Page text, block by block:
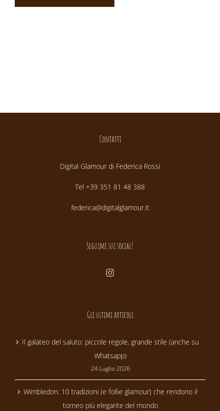
Contatti
Digital Glamour di Federica Rossi
Tel +39 351 81 48 388
federica@digitalglamour.it
Seguimi sui social!
Gli ultimi articoli
Il galateo del saluto: piccole regole, grande stile (anche su
Whatsapp)
24 Luglio 2026
Wimbledon: 10 tradizioni (e follie glamour) che rendono il
torneo più elegante del mondo